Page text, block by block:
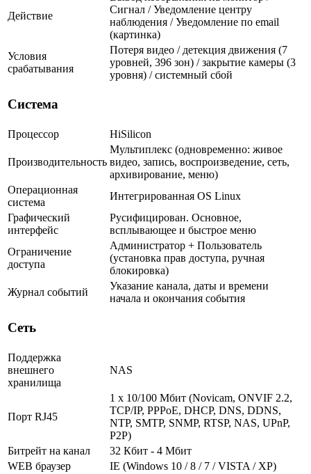
Действие
Сигнал / Уведомление центру
наблюдения / Уведомление по email
(картинка)
Условия
срабатывания
Потеря видео / детекция движения (7
уровней, 396 зон) / закрытие камеры (3
уровня) / системный сбой
Система
Процессор HiSilicon
Производительность
Мультиплекс (одновременно: живое
видео, запись, воспроизведение, сеть,
архивирование, меню)
Операционная
система
Интегрированная OS Linux
Графический
интерфейс
Русифицирован. Основное,
всплывающее и быстрое меню
Ограничение
доступа
Администратор + Пользователь
(установка прав доступа, ручная
блокировка)
Журнал событий
Указание канала, даты и времени
начала и окончания события
Сеть
Поддержка
внешнего
хранилища
NAS
Порт RJ45
1 x 10/100 Мбит (Novicam, ONVIF 2.2,
TCP/IP, PPPoE, DHCP, DNS, DDNS,
NTP, SMTP, SNMP, RTSP, NAS, UPnP,
P2P)
Битрейт на канал
32 Кбит - 4 Мбит
WEB браузер
IE (Windows 10 / 8 / 7 / VISTA / XP)